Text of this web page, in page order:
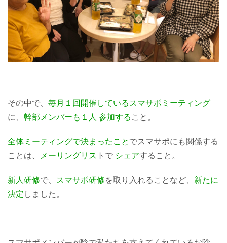
その中で、 毎月１回開催しているスマサポミーティング
に、 幹部メンバーも１人 参加する こと。
全体ミーティングで決まったこと でスマサポにも関係する
ことは、
メーリングリス トで シェアすること。
新人研修で、 スマサポ研修を取り入れることなど、 新たに
決定 しました。